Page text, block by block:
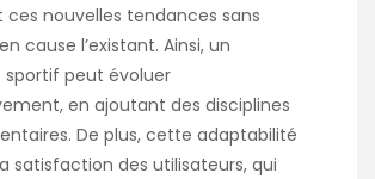
nouvelles tendances sans
cause l’existant. Ainsi, un
sportif peut évoluer
en ajoutant des disciplines
De plus, cette adaptabilité
satisfaction des utilisateurs, qui